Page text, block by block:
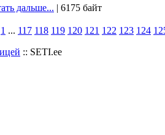
дальше... | 6175 байт
1 ... 117 118 119 120 121 122 123 124
:: SETI.ee